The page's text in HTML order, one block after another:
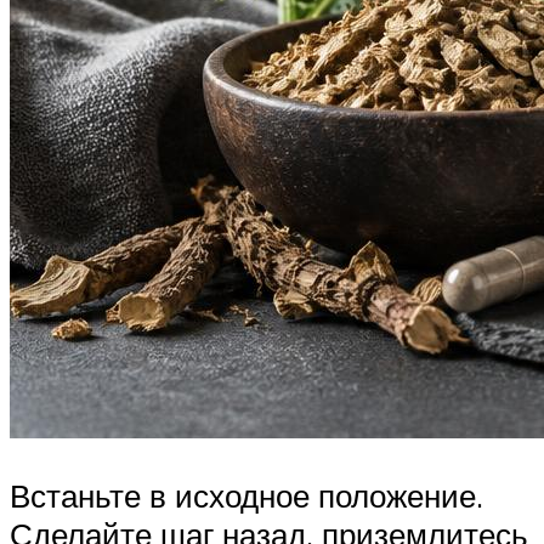
Встаньте в исходное положение.
Сделайте шаг назад, приземлитесь